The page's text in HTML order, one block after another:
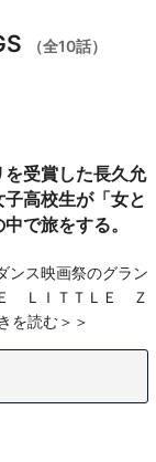
（全10話）
受賞した長久允
高校生が「女と
で旅をする。
ンス映画祭のグラン
ＬＩＴＴＬＥ Ｚ
を読む